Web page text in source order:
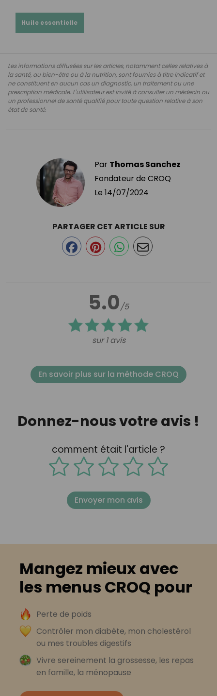
Huile essentielle
Les informations diffusées sur les articles, notamment celles relatives à
la santé, au bien-être ou à la nutrition, sont fournies à titre indicatif et
ne constituent en aucun cas un diagnostic, un traitement ou une
prescription médicale. L'utilisateur est invité à consulter un médecin ou
un professionnel de santé qualifié pour toute question relative à son
état de santé.
Par Thomas Sanchez
Fondateur de CROQ
Le 14/07/2024
5.0/5
sur 1 avis
PARTAGER CET ARTICLE SUR
En savoir plus sur la méthode CROQ
Donnez-nous votre avis !
comment était l'article ?
Envoyer mon avis
Mangez mieux avec
les menus CROQ pour
Perte de poids
Contrôler mon diabète, mon cholestérol
ou mes troubles digestifs
Vivre sereinement la grossesse, les repas
en famille, la ménopause